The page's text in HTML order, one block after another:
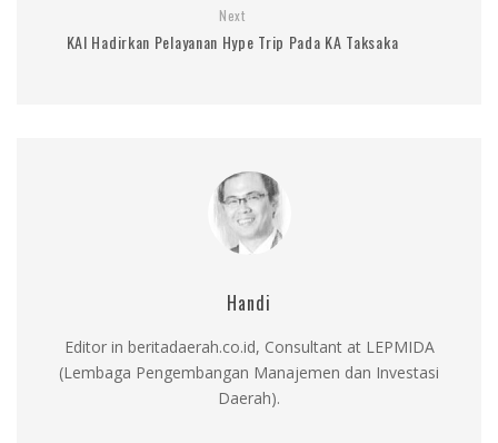
Next
KAI Hadirkan Pelayanan Hype Trip Pada KA Taksaka
Handi
Editor in beritadaerah.co.id, Consultant at LEPMIDA
(Lembaga Pengembangan Manajemen dan Investasi
Daerah).